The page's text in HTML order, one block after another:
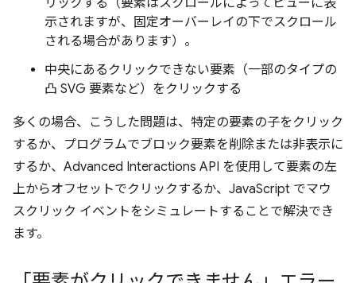
リックする（要素はスクロールによってビューに表
示されますが、固定オーバーレイの下でスクロール
される場合があります）。
中央にあるクリックできない要素（一部のタイプの
凸 SVG 要素など）をクリックする
多くの場合、こうした問題は、特定の要素の子をクリック
するか、プログラムでブロック要素を削除または非表示に
するか、Advanced Interactions API を使用して要素の左
上からオフセットでクリックするか、JavaScript でマウ
スクリック イベントをシミュレートすることで解決でき
ます。